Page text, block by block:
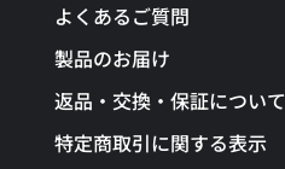
よくあるご質問
製品のお届け
返品・交換・保証について
特定商取引に関する表示